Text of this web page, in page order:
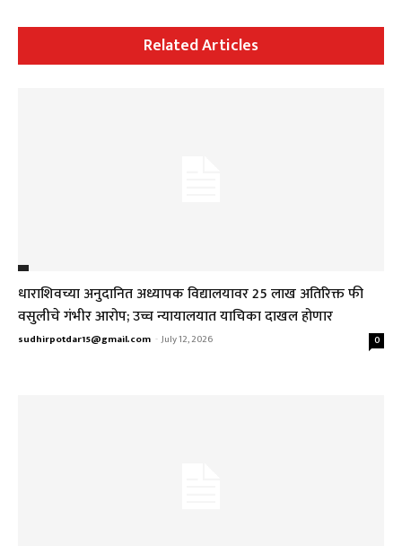
Related Articles
धाराशिवच्या अनुदानित अध्यापक विद्यालयावर ₹25 लाख अतिरिक्त फी
वसुलीचे गंभीर आरोप; उच्च न्यायालयात याचिका दाखल होणार
sudhirpotdar15@gmail.com - July 12, 2026 0